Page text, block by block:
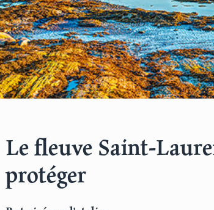
Le fleuve Saint-
protéger